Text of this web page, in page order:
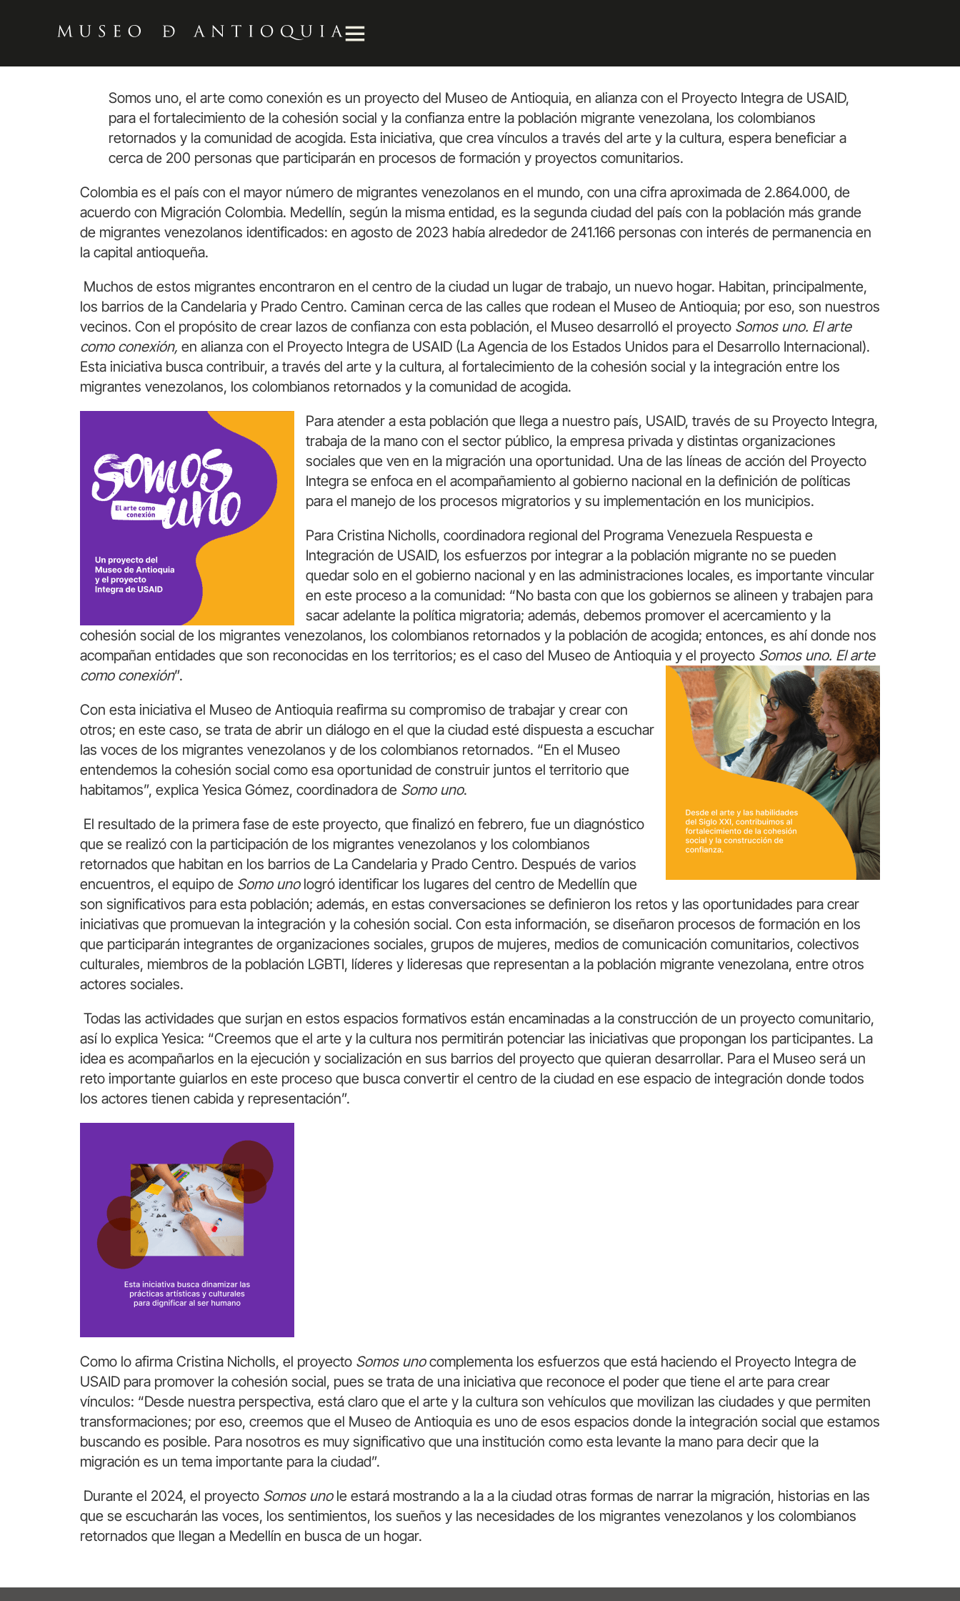
Somos uno, el arte como conexión es un proyecto del Museo de Antioquia, en alianza con el Proyecto Integra de USAID,
para el fortalecimiento de la cohesión social y la confianza entre la población migrante venezolana, los colombianos
retornados y la comunidad de acogida. Esta iniciativa, que crea vínculos a través del arte y la cultura, espera beneficiar a
cerca de 200 personas que participarán en procesos de formación y proyectos comunitarios.
Colombia es el país con el mayor número de migrantes venezolanos en el mundo, con una cifra aproximada de 2.864.000, de
acuerdo con Migración Colombia. Medellín, según la misma entidad, es la segunda ciudad del país con la población más grande
de migrantes venezolanos identificados: en agosto de 2023 había alrededor de 241.166 personas con interés de permanencia en
la capital antioqueña.
Muchos de estos migrantes encontraron en el centro de la ciudad un lugar de trabajo, un nuevo hogar. Habitan, principalmente,
los barrios de la Candelaria y Prado Centro. Caminan cerca de las calles que rodean el Museo de Antioquia; por eso, son nuestros
vecinos. Con el propósito de crear lazos de confianza con esta población, el Museo desarrolló el proyecto Somos uno. El arte
como conexión, en alianza con el Proyecto Integra de USAID (La Agencia de los Estados Unidos para el Desarrollo Internacional).
Esta iniciativa busca contribuir, a través del arte y la cultura, al fortalecimiento de la cohesión social y la integración entre los
migrantes venezolanos, los colombianos retornados y la comunidad de acogida.
Para atender a esta población que llega a nuestro país, USAID, través de su Proyecto Integra,
trabaja de la mano con el sector público, la empresa privada y distintas organizaciones
sociales que ven en la migración una oportunidad. Una de las líneas de acción del Proyecto
Integra se enfoca en el acompañamiento al gobierno nacional en la definición de políticas
para el manejo de los procesos migratorios y su implementación en los municipios.
Para Cristina Nicholls, coordinadora regional del Programa Venezuela Respuesta e
Integración de USAID, los esfuerzos por integrar a la población migrante no se pueden
quedar solo en el gobierno nacional y en las administraciones locales, es importante vincular
en este proceso a la comunidad: “No basta con que los gobiernos se alineen y trabajen para
sacar adelante la política migratoria; además, debemos promover el acercamiento y la
cohesión social de los migrantes venezolanos, los colombianos retornados y la población de acogida; entonces, es ahí donde nos
acompañan entidades que son reconocidas en los territorios; es el caso del Museo de Antioquia y el proyecto Somos uno. El arte
como conexión”.
Con esta iniciativa el Museo de Antioquia reafirma su compromiso de trabajar y crear con
otros; en este caso, se trata de abrir un diálogo en el que la ciudad esté dispuesta a escuchar
las voces de los migrantes venezolanos y de los colombianos retornados. “En el Museo
entendemos la cohesión social como esa oportunidad de construir juntos el territorio que
habitamos”, explica Yesica Gómez, coordinadora de Somo uno.
El resultado de la primera fase de este proyecto, que finalizó en febrero, fue un diagnóstico
que se realizó con la participación de los migrantes venezolanos y los colombianos
retornados que habitan en los barrios de La Candelaria y Prado Centro. Después de varios
encuentros, el equipo de Somo uno logró identificar los lugares del centro de Medellín que
son significativos para esta población; además, en estas conversaciones se definieron los retos y las oportunidades para crear
iniciativas que promuevan la integración y la cohesión social. Con esta información, se diseñaron procesos de formación en los
que participarán integrantes de organizaciones sociales, grupos de mujeres, medios de comunicación comunitarios, colectivos
culturales, miembros de la población LGBTI, líderes y lideresas que representan a la población migrante venezolana, entre otros
actores sociales.
Todas las actividades que surjan en estos espacios formativos están encaminadas a la construcción de un proyecto comunitario,
así lo explica Yesica: “Creemos que el arte y la cultura nos permitirán potenciar las iniciativas que propongan los participantes. La
idea es acompañarlos en la ejecución y socialización en sus barrios del proyecto que quieran desarrollar. Para el Museo será un
reto importante guiarlos en este proceso que busca convertir el centro de la ciudad en ese espacio de integración donde todos
los actores tienen cabida y representación”.
Como lo afirma Cristina Nicholls, el proyecto Somos unocomplementa los esfuerzos que está haciendo el Proyecto Integra de
USAID para promover la cohesión social, pues se trata de una iniciativa que reconoce el poder que tiene el arte para crear
vínculos: “Desde nuestra perspectiva, está claro que el arte y la cultura son vehículos que movilizan las ciudades y que permiten
transformaciones; por eso, creemos que el Museo de Antioquia es uno de esos espacios donde la integración social que estamos
buscando es posible. Para nosotros es muy significativo que una institución como esta levante la mano para decir que la
migración es un tema importante para la ciudad”.
Durante el 2024, el proyecto Somos uno le estará mostrando a la a la ciudad otras formas de narrar la migración, historias en las
que se escucharán las voces, los sentimientos, los sueños y las necesidades de los migrantes venezolanos y los colombianos
retornados que llegan a Medellín en busca de un hogar.